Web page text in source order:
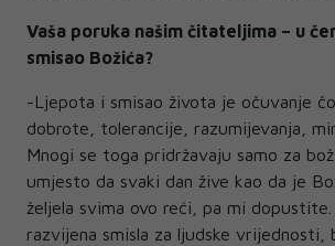
Vaša poruka našim čitateljima – u
smisao Božića?
-Ljepota i smisao života je očuvanje
dobrote, tolerancije, razumijevanja,
Mnogi se toga pridržavaju samo za
umjesto da svaki dan žive kao da je
željela svima ovo reći, pa mi
razvijena smisla za ljudske vrijednosti,